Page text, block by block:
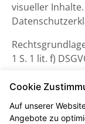
visueller
1 S. 1 lit. f)
Wenn Sie uns
Cookie
Auf unserer
Angebote zu